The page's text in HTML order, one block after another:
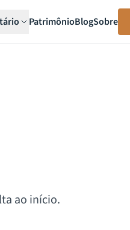
PatrimônioBlogSobre
ao início.